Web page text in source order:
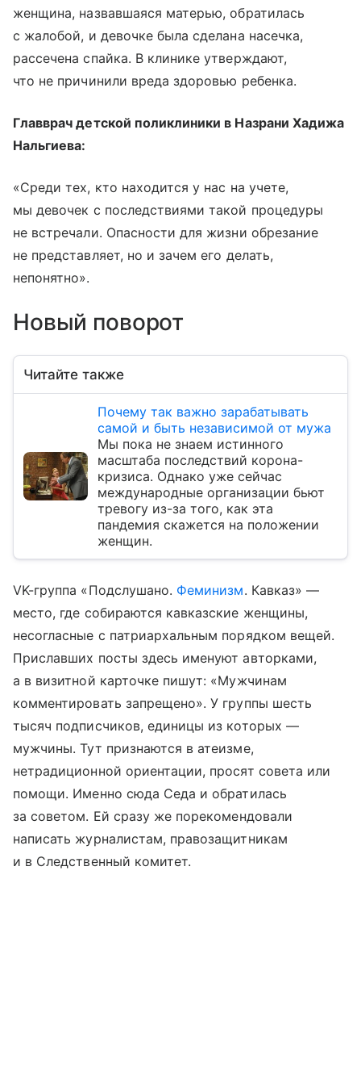
женщина, назвавшаяся матерью, обратилась
с жалобой, и девочке была сделана насечка,
рассечена спайка. В клинике утверждают,
что не причинили вреда здоровью ребенка.
Главврач детской поликлиники в Назрани Хадижа
Нальгиева:
«Среди тех, кто находится у нас на учете,
мы девочек с последствиями такой процедуры
не встречали. Опасности для жизни обрезание
не представляет, но и зачем его делать,
непонятно».
Новый поворот
Читайте также
Почему так важно зарабатывать
самой и быть независимой от мужа
Мы пока не знаем истинного
масштаба последствий корона-
кризиса. Однако уже сейчас
международные организации бьют
тревогу из-за того, как эта
пандемия скажется на положении
женщин.
VK-группа «Подслушано. Феминизм. Кавказ» —
место, где собираются кавказские женщины,
несогласные с патриархальным порядком вещей.
Приславших посты здесь именуют авторками,
а в визитной карточке пишут: «Мужчинам
комментировать запрещено». У группы шесть
тысяч подписчиков, единицы из которых —
мужчины. Тут признаются в атеизме,
нетрадиционной ориентации, просят совета или
помощи. Именно сюда Седа и обратилась
за советом. Ей сразу же порекомендовали
написать журналистам, правозащитникам
и в Следственный комитет.